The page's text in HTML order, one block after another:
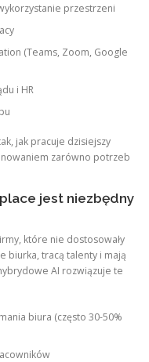
przestrzeni
(Teams, Zoom, Google
i HR
jak pracuje dzisiejszy
zarówno potrzeb
jest niezbędny
które nie dostosowały
biurka, tracą talenty i mają
AI rozwiązuje te
biura (często 30-50%